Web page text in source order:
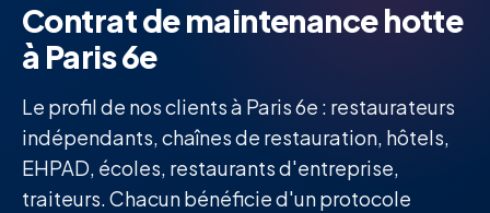
Contrat de maintenance hotte
à Paris 6e
Le profil de nos clients à Paris 6e : restaurateurs
indépendants, chaînes de restauration, hôtels,
EHPAD, écoles, restaurants d'entreprise,
traiteurs. Chacun bénéficie d'un protocole